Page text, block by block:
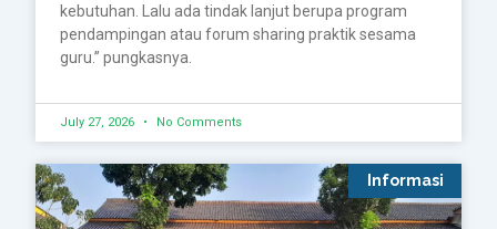
kebutuhan. Lalu ada tindak lanjut berupa program
pendampingan atau forum sharing praktik sesama
guru.” pungkasnya.
July 27, 2026 No Comments
Informasi